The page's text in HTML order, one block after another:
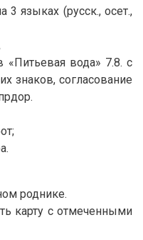
3 языках (русск., осет.,
«Питьевая вода» 7.8. с
знаков, согласование
роднике.
карту с отмеченными